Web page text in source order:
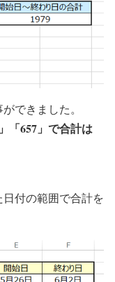
できました。
「657」で合計は
付の範囲で合計を